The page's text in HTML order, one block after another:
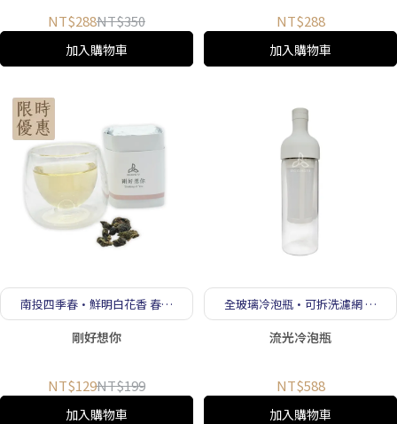
NT$288NT$350
加入購物車
NT$288
加入購物車
南投四季春·鮮明白花香 春日
清甜
剛好想你
NT$129NT$199
加入購物車
全玻璃冷泡瓶·可拆洗濾網 冷
泡冷萃皆宜
流光冷泡瓶
NT$588
加入購物車